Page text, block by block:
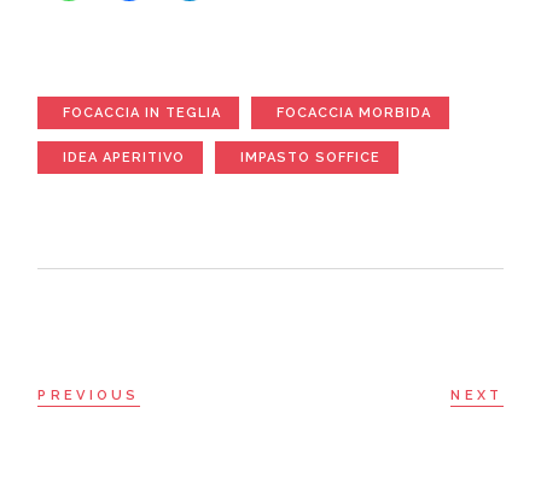
FOCACCIA IN TEGLIA FOCACCIA MORBIDA
IDEA APERITIVO IMPASTO SOFFICE
PREVIOUS NEXT